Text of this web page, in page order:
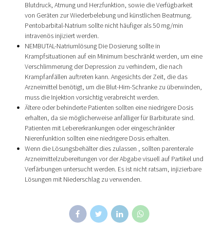
Blutdruck, Atmung und Herzfunktion, sowie die Verfügbarkeit
von Geräten zur Wiederbelebung und künstlichen Beatmung.
Pentobarbital-Natrium sollte nicht häufiger als 50 mg/min
intravenös injiziert werden.
NEMBUTAL-Natriumlösung Die Dosierung sollte in
Krampfsituationen auf ein Minimum beschränkt werden, um eine
Verschlimmerung der Depression zu verhindern, die nach
Krampfanfällen auftreten kann. Angesichts der Zeit, die das
Arzneimittel benötigt, um die Blut-Hirn-Schranke zu überwinden,
muss die Injektion vorsichtig verabreicht werden.
Ältere oder behinderte Patienten sollten eine niedrigere Dosis
erhalten, da sie möglicherweise anfälliger für Barbiturate sind.
Patienten mit Lebererkrankungen oder eingeschränkter
Nierenfunktion sollten eine niedrigere Dosis erhalten.
Wenn die Lösungsbehälter dies zulassen , sollten parenterale
Arzneimittelzubereitungen vor der Abgabe visuell auf Partikel und
Verfärbungen untersucht werden. Es ist nicht ratsam, injizierbare
Lösungen mit Niederschlag zu verwenden.